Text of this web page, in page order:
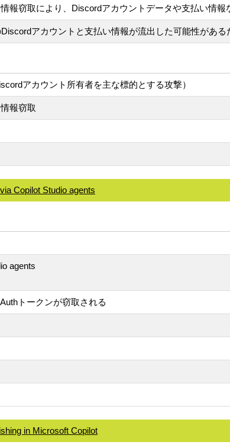
報窃取により、Discordアカウントデータや支払い情報
アカウントと支払い情報が流出した可能性がある
アカウント所有者を主な標的とする攻撃）
報窃取
Copilot Studio agents
agents
トークンが窃取される
in Microsoft Copilot